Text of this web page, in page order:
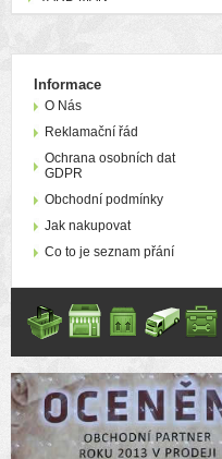
Informace
O Nás
Reklamační řád
Ochrana osobních dat
GDPR
Obchodní podmínky
Jak nakupovat
Co to je seznam přání